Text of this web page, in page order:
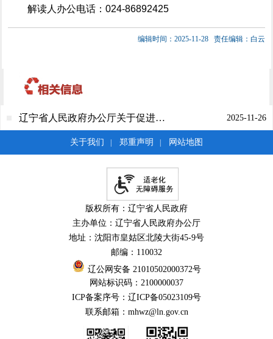
解读人办公电话：024-86892425
编辑时间：2025-11-28 责任编辑：白云
辽宁省人民政府办公厅关于促进私募股权投资基金高质量发展的实施意见 2025-11-26
关于我们 郑重声明 网站地图
版权所有：辽宁省人民政府
主办单位：辽宁省人民政府办公厅
地址：沈阳市皇姑区北陵大街45-9号
邮编：110032
辽公网安备 21010502000372号
网站标识码：2100000037
ICP备案序号：辽ICP备05023109号
联系邮箱：mhwz@ln.gov.cn